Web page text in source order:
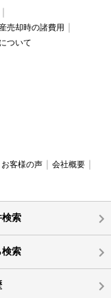
売却時の諸費用
ついて
お客様の声
会社概要
検索
検索